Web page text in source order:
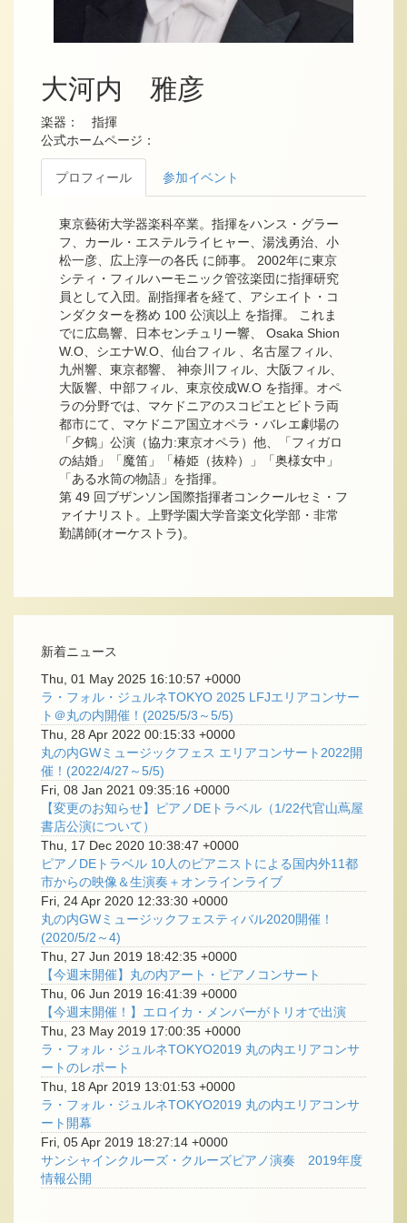
大河内 雅彦
楽器： 指揮
公式ホームページ：
プロフィール 参加イベント
東京藝術大学器楽科卒業。指揮をハンス・グラー
フ、カール・エステルライヒャー、湯浅勇治、小
松一彦、広上淳一の各氏 に師事。 2002年に東京
シティ・フィルハーモニック管弦楽団に指揮研究
員として入団。副指揮者を経て、アシエイト・コ
ンダクターを務め 100 公演以上 を指揮。 これま
でに広島響、日本センチュリー響、 Osaka Shion
W.O、シエナW.O、仙台フィル 、名古屋フィル、
九州響、東京都響、 神奈川フィル、大阪フィル、
大阪響、中部フィル、東京佼成W.O を指揮。オペ
ラの分野では、マケドニアのスコピエとビトラ両
都市にて、マケドニア国立オペラ・バレエ劇場の
「夕鶴」公演（協力:東京オペラ）他、「フィガロ
の結婚」「魔笛」「椿姫（抜粋）」「奥様女中」
「ある水筒の物語」を指揮。
第 49 回ブザンソン国際指揮者コンクールセミ・フ
ァイナリスト。上野学園大学音楽文化学部・非常
勤講師(オーケストラ)。
新着ニュース
Thu, 01 May 2025 16:10:57 +0000
ラ・フォル・ジュルネTOKYO 2025 LFJエリアコンサー
ト＠丸の内開催！(2025/5/3～5/5)
Thu, 28 Apr 2022 00:15:33 +0000
丸の内GWミュージックフェス エリアコンサート2022開
催！(2022/4/27～5/5)
Fri, 08 Jan 2021 09:35:16 +0000
【変更のお知らせ】ピアノDEトラベル（1/22代官山蔦屋
書店公演について）
Thu, 17 Dec 2020 10:38:47 +0000
ピアノDEトラベル 10人のピアニストによる国内外11都
市からの映像＆生演奏＋オンラインライブ
Fri, 24 Apr 2020 12:33:30 +0000
丸の内GWミュージックフェスティバル2020開催！
(2020/5/2～4)
Thu, 27 Jun 2019 18:42:35 +0000
【今週末開催】丸の内アート・ピアノコンサート
Thu, 06 Jun 2019 16:41:39 +0000
【今週末開催！】エロイカ・メンバーがトリオで出演
Thu, 23 May 2019 17:00:35 +0000
ラ・フォル・ジュルネTOKYO2019 丸の内エリアコンサ
ートのレポート
Thu, 18 Apr 2019 13:01:53 +0000
ラ・フォル・ジュルネTOKYO2019 丸の内エリアコンサ
ート開幕
Fri, 05 Apr 2019 18:27:14 +0000
サンシャインクルーズ・クルーズピアノ演奏 2019年度
情報公開